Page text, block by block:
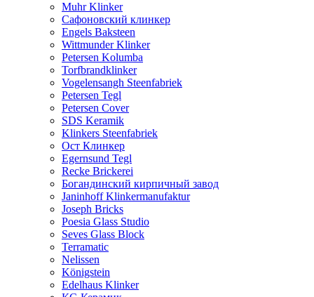
Muhr Klinker
Сафоновский клинкер
Engels Baksteen
Wittmunder Klinker
Petersen Kolumba
Torfbrandklinker
Vogelensangh Steenfabriek
Petersen Tegl
Petersen Cover
SDS Keramik
Klinkers Steenfabriek
Ост Клинкер
Egernsund Tegl
Recke Brickerei
Богандинский кирпичный завод
Janinhoff Klinkermanufaktur
Joseph Bricks
Poesia Glass Studio
Seves Glass Block
Terramatic
Nelissen
Königstein
Edelhaus Klinker